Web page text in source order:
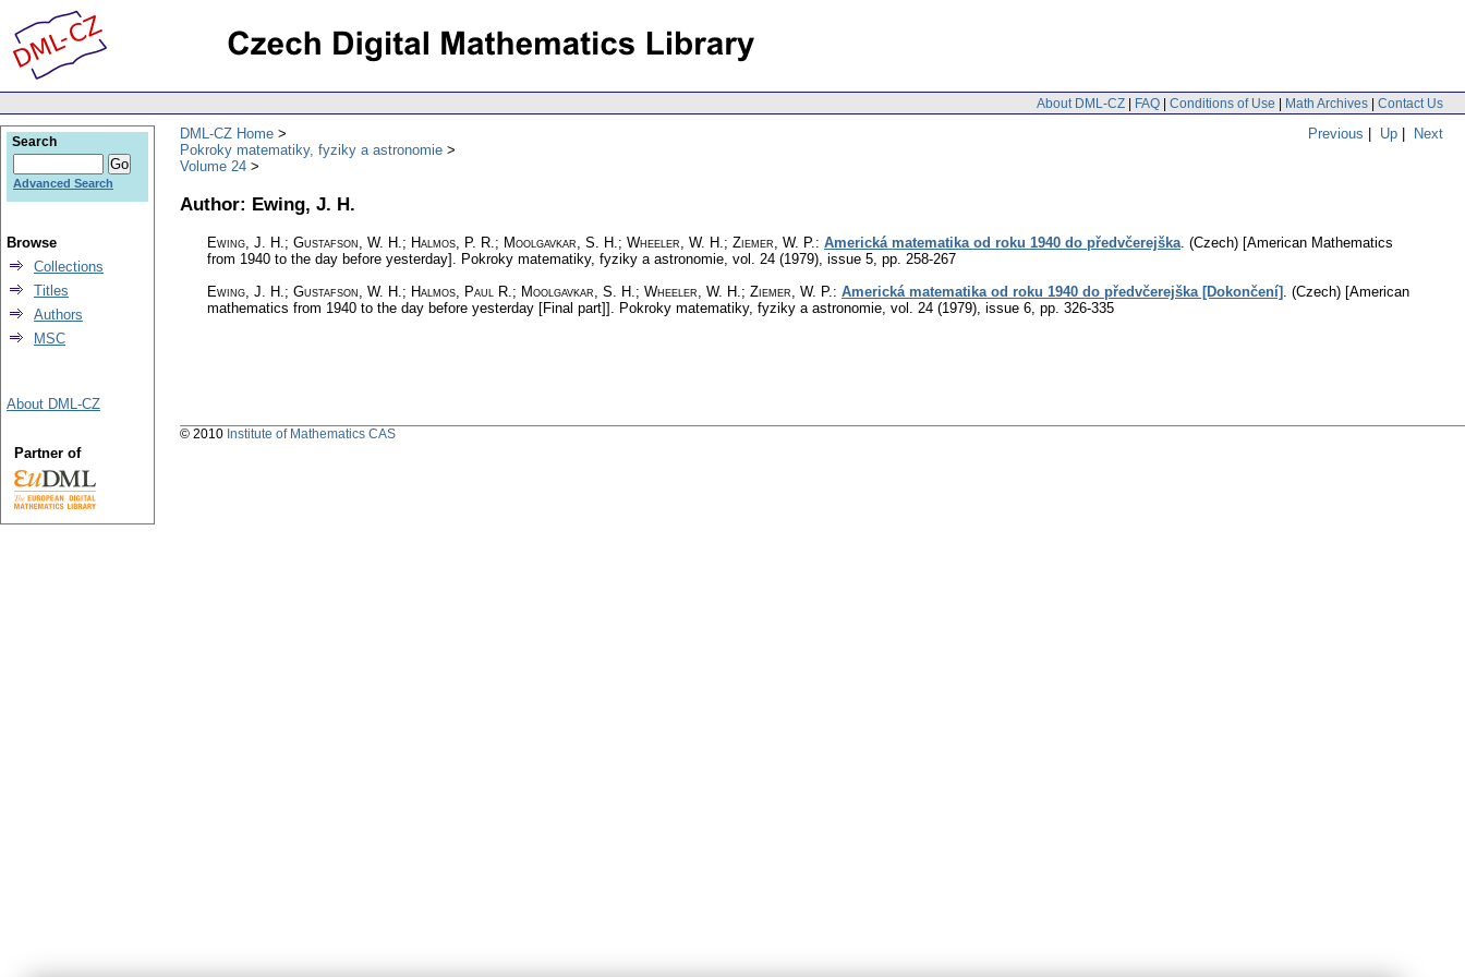
About DML-CZ | FAQ | Conditions of Use | Math Archives | Contact Us
Previous | Up | Next
DML-CZ Home
Pokroky matematiky, fyziky a astronomie
Volume 24
Author: Ewing, J. H.
Ewing, J. H.; Gustafson, W. H.; Halmos, P. R.; Moolgavkar, S. H.; Wheeler, W. H.; Ziemer, W. P.: Americká matematika od roku 1940 do předvčerejška. (Czech) [American Mathematics
from 1940 to the day before yesterday]. Pokroky matematiky, fyziky a astronomie, vol. 24 (1979), issue 5, pp. 258-267
Ewing, J. H.; Gustafson, W. H.; Halmos, Paul R.; Moolgavkar, S. H.; Wheeler, W. H.; Ziemer, W. P.: Americká matematika od roku 1940 do předvčerejška [Dokončení] . (Czech) [American
mathematics from 1940 to the day before yesterday [Final part]]. Pokroky matematiky, fyziky a astronomie, vol. 24 (1979), issue 6, pp. 326-335
Search
Advanced Search
Browse
Collections
Titles
Authors
MSC
About DML-CZ
Partner of
© 2010 Institute of Mathematics CAS